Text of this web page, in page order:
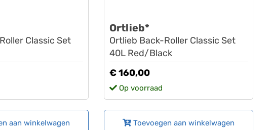
Classic Set
aan winkelwagen
Ortlieb*
Ortlieb Back-Roller Classic Set
40L Red/Black
€ 160,00
Op voorraad
Toevoegen aan winkelwagen